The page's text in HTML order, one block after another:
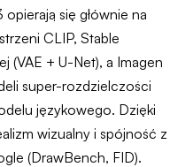
się głównie na
CLIP, Stable
(VAE + U-Net), a Imagen
super-rozdzielczości
językowego. Dzięki
wizualny i spójność z
(DrawBench, FID).